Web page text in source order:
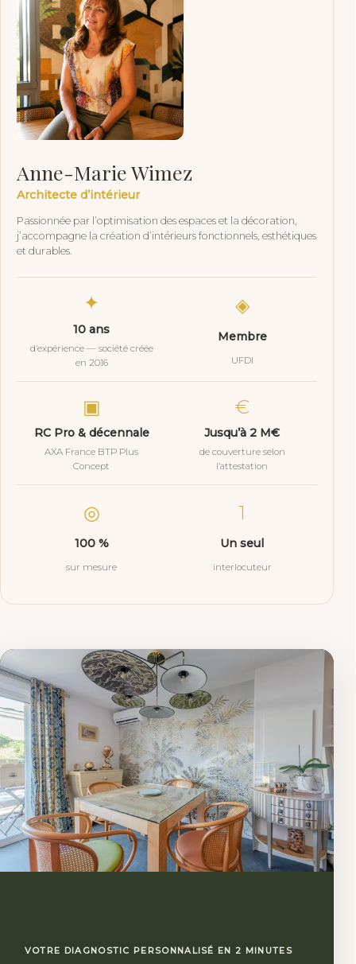
Anne-Marie Wimez
Architecte d’intérieur
Passionnée par l’optimisation des espaces et la décoration,
j’accompagne la création d’intérieurs fonctionnels, esthétiques
et durables.
✦
10 ans
d’expérience — société créée
en 2016
◈
Membre
UFDI
▣
RC Pro & décennale
AXA France BTP Plus
Concept
€
Jusqu’à 2 M€
de couverture selon
l’attestation
◎
100 %
sur mesure
1
Un seul
interlocuteur
VOTRE DIAGNOSTIC PERSONNALISÉ EN 2 MINUTES